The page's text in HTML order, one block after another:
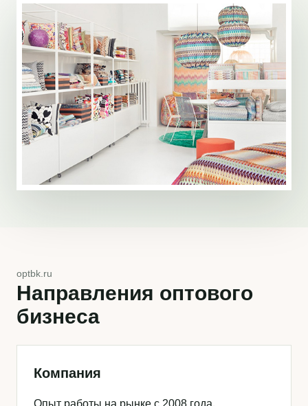
optbk.ru
Направления оптового
бизнеса
Компания
Опыт работы на рынке с 2008 года,